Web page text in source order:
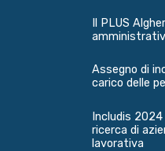
Il PLUS
Assegno di
carico delle
Includis
ricerca di
lavorativa